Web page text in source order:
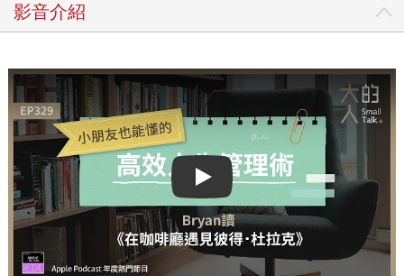
影音介紹
Play video